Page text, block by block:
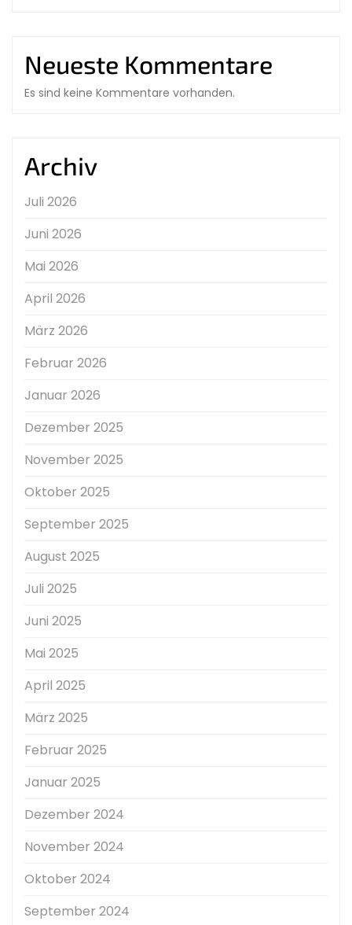
Neueste Kommentare
Es sind keine Kommentare vorhanden.
Archiv
Juli 2026
Juni 2026
Mai 2026
April 2026
März 2026
Februar 2026
Januar 2026
Dezember 2025
November 2025
Oktober 2025
September 2025
August 2025
Juli 2025
Juni 2025
Mai 2025
April 2025
März 2025
Februar 2025
Januar 2025
Dezember 2024
November 2024
Oktober 2024
September 2024